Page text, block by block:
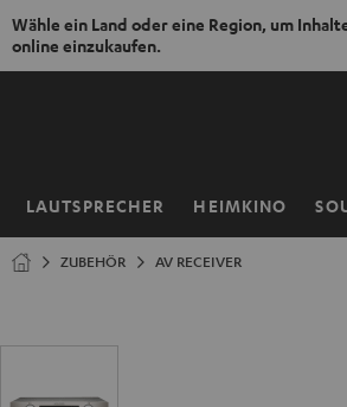
Wähle ein Land oder eine Region, um
online einzukaufen.
ZUM
LAUTSPRECHER HEIMKINO
Startseite
ZUBEHÖR AV RECEIVER